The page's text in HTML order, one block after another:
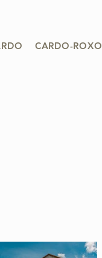
CARDO-ROXO